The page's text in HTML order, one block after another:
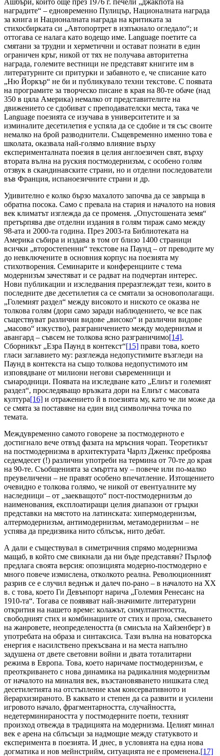
Ашбъри, който още през 1976 г. печели „джакпота на
наградите“ – едновременно Пулицър, Националната награда
за книга и Националната награда на критиката за
стихосбирката си „Автопортрет в изпъкнало огледало“; и
оттогава се налага като водещо име. Language поетите са
смятани за трудни и херметични и остават познати в един
ограничен кръг, никой от тях не получава авторитетна
награда, големите вестници не представят книгите им в
литературните си притурки и забавното е, че списание като
„Ню Йоркър“ не би и публикувало техни текстове. С появата
на програмите за творческо писане в края на 80-те обаче (над
350 в цяла Америка) немалко от представителите на
движението се сдобиват с преподавателски места, така че
Language поезията се изучава в университетите и за
изминалите десетилетия е успяла да се сдобие и тя със своите
немалко на брой разводнители. Същевременно именно това е
школата, оказвала най-голямо влияние върху
експерименталната поезия в целия англоезичен свят, върху
втората вълна на руския постмодернизъм, с особено голям
отзвук в скандинавските страни, но и отделни последователи
във Франция, испаноезичните страни и др.
Удивително е колко бързо махалото започва да се завръща в
обратна посока. Само с превала на стария и началото на новия
век климатът изглежда да се променя. „Опустошената земя“
претърпява две отделни издания в голям тираж само между
98-ата и 2000-та година. През 2003-та Библиотеката на
Америка събира и издава в том от близо 1400 страници
всички „второстепенни“ текстове на Паунд – от преводите му
до невключените в основния корпус на поезията му
стихотворения. Семинарите и конференциите с тема
модернизъм зачестяват и се радват на подчертан интерес.
Нови публикации и изследвания преразглеждат тези, които в
последните две десетилетия са се смятали за основополагащи.
„Големият раздел“ между високото и ниското се оказва не
толкова голям (дори само заради наблюдението, че все пак
съществуват различни видове „високо“ и различни видове
„масово“ изкуство), разграничението между модернизъм и
авангард – съвсем не толкова ясно разграничимо[14].
Сборникът „Езра Паунд в контекст“[15] прави това, което
гласи заглавието му: разглежда недопустимите възгледи на
Паунд в контекста на също толкова недопустимото им
изповядване от милиони негови съвременници и
сънародници. Появата на изследване като „Елиът и големият
раздел“, проследяващо връзката дори на Елиът с масовата
култура[16] и отражението й в поезията му, като че ли може да
се смята за поставяне на един вид символична точка по
темата.
Междувременно самото говорене за постмодерното е
достигнало вече отвъд фазата на мръсния чорап. Теоретикът
на постмодернизма в архитектурата Чарлз Дженкс преброява
седемдесет (!) различни употреби на термина от 70-те до края
на 90-те. Съобщенията за смъртта му – повече или по-малко
преувеличени – не правят особено впечатление. Изтощението
очевидно е толкова голямо, че никой от евентуалните му
наследници – от „заекващото“ пост-постмодернизъм до
наименования, експлоатиращи целия диапазон от гръцки
представки на мястото на латинската: хипермодернизъм,
алтермодернизъм, антимодернизъм, метамодернизъм – не
успява да предизвика нито сблъсък, нито дебат.
А дали е съществувал в симетричния спрямо модернизма
мащаб, в който сме свикнали да ни бъде представян? Пърлоф
предлага своята версия: опозицията модерно-постмодерно е
много повече измислена, отколкото реална. Революционният
разрив се е случил веднъж и далеч по-рано – в началото на ХХ
в. с това, което Ги Девънпорт нарича „Големия Ренесанс на
1910-та“. Тогава се появяват най-значимите литературни
открития на нашето време: колажът, симултантността,
свободният стих и комбинациите от стих и проза, смесването
на жанровете, неопределеността (в смисъла на Хайзенберг) в
употребата на образа и синтаксиса. Тази вълна на новаторска
енергия е насилствено прекъсвана и на места напълно
задушена от двете световни войни и двата тоталитарни
режима в Европа. Това, което наричаме постмодернизъм, е
преоткриването с нова динамика на радикалния модернизъм
от началото на миналия век, възстановяването нишката след
десетилетията на отстъпление към консервативното и
йерархизираното. В каквато и степен да са развити и усилени
игровото начало, фрагментарността, случайността,
недетерминираността у постмодерните поети, техният
произход отвежда в традицията на модернизма. Целият минал
век е арена на сблъсъци за надмощие между статуквото и
експеримента в поезията. И днес, в условията на една нова
догматика и нов мейнстрийм, ситуацията не е променена.[17]